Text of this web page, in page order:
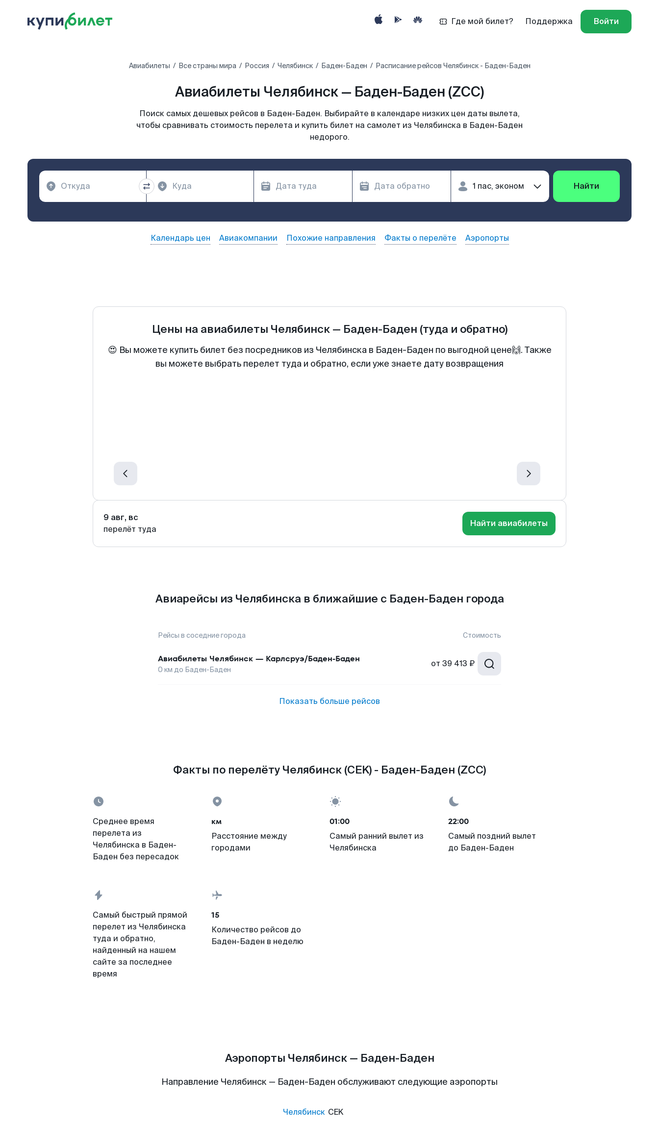
Где мой билет? Поддержка Войти
Авиабилеты Все страны мира Россия Челябинск Баден-Баден Расписание рейсов Челябинск - Баден-Баден
Авиабилеты Челябинск — Баден-Баден (ZCC)
Поиск самых дешевых рейсов в Баден-Баден. Выбирайте в календаре низких цен даты вылета,
чтобы сравнивать стоимость перелета и купить билет на самолет из Челябинска в Баден-Баден
недорого.
Найти
Календарь цен Авиакомпании Похожие направления Факты о перелёте Аэропорты
Цены на авиабилеты Челябинск— Баден-Баден (туда и обратно)
😍 Вы можете купить билет без посредников из Челябинска в Баден-Баден по выгодной цене🙌. Также
вы можете выбрать перелет туда и обратно, если уже знаете дату возвращения
9 авг, вс
перелёт туда
Найти авиабилеты
Авиарейсы из Челябинска в ближайшие с Баден-Баден города
Рейсы в соседние города Стоимость
Авиабилеты Челябинск — Карлсруэ/Баден-Баден
0 км до Баден-Баден
от 39 413 ₽
Показать больше рейсов
Факты по перелёту Челябинск (CEK) - Баден-Баден (ZCC)
Среднее время
перелета из
Челябинска в Баден-
Баден без пересадок
км
Расстояние между
городами
01:00
Самый ранний вылет из
Челябинска
22:00
Самый поздний вылет
до Баден-Баден
Самый быстрый прямой
перелет из Челябинска
туда и обратно,
найденный на нашем
сайте за последнее
время
15
Количество рейсов до
Баден-Баден в неделю
Аэропорты Челябинск — Баден-Баден
Направление Челябинск — Баден-Баден обслуживают следующие аэропорты
Челябинск CEK